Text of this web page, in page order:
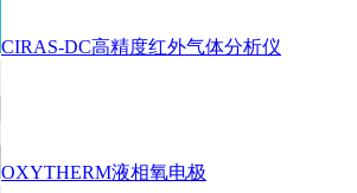
CIRAS-DC高精度红外气体分析仪
OXYTHERM液相氧电极